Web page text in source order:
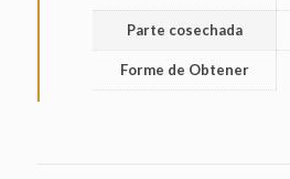
Parte cosechada
Forme de Obtener